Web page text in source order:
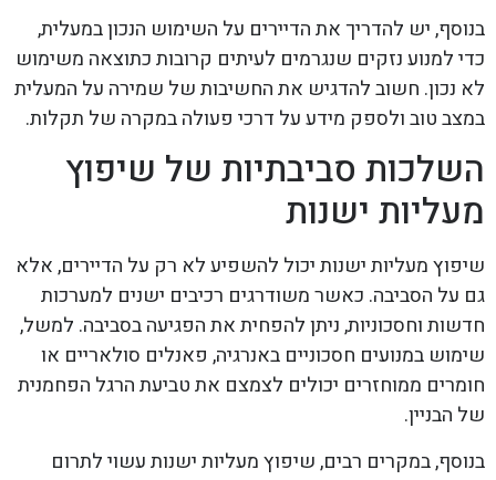
בנוסף, יש להדריך את הדיירים על השימוש הנכון במעלית,
כדי למנוע נזקים שנגרמים לעיתים קרובות כתוצאה משימוש
לא נכון. חשוב להדגיש את החשיבות של שמירה על המעלית
במצב טוב ולספק מידע על דרכי פעולה במקרה של תקלות.
השלכות סביבתיות של שיפוץ
מעליות ישנות
שיפוץ מעליות ישנות יכול להשפיע לא רק על הדיירים, אלא
גם על הסביבה. כאשר משודרגים רכיבים ישנים למערכות
חדשות וחסכוניות, ניתן להפחית את הפגיעה בסביבה. למשל,
שימוש במנועים חסכוניים באנרגיה, פאנלים סולאריים או
חומרים ממוחזרים יכולים לצמצם את טביעת הרגל הפחמנית
של הבניין.
בנוסף, במקרים רבים, שיפוץ מעליות ישנות עשוי לתרום